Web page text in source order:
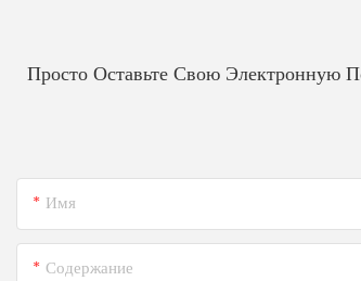
Просто Оставьте Свою Электронную
Имя
Содержание